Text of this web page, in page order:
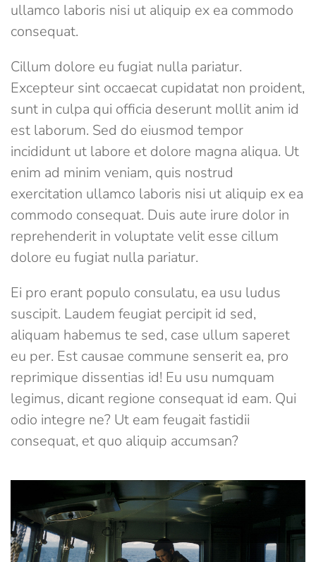
ullamco laboris nisi ut aliquip ex ea commodo
consequat.
Cillum dolore eu fugiat nulla pariatur.
Excepteur sint occaecat cupidatat non proident,
sunt in culpa qui officia deserunt mollit anim id
est laborum. Sed do eiusmod tempor
incididunt ut labore et dolore magna aliqua. Ut
enim ad minim veniam, quis nostrud
exercitation ullamco laboris nisi ut aliquip ex ea
commodo consequat. Duis aute irure dolor in
reprehenderit in voluptate velit esse cillum
dolore eu fugiat nulla pariatur.
Ei pro erant populo consulatu, ea usu ludus
suscipit. Laudem feugiat percipit id sed,
aliquam habemus te sed, case ullum saperet
eu per. Est causae commune senserit ea, pro
reprimique dissentias id! Eu usu numquam
legimus, dicant regione consequat id eam. Qui
odio integre ne? Ut eam feugait fastidii
consequat, et quo aliquip accumsan?